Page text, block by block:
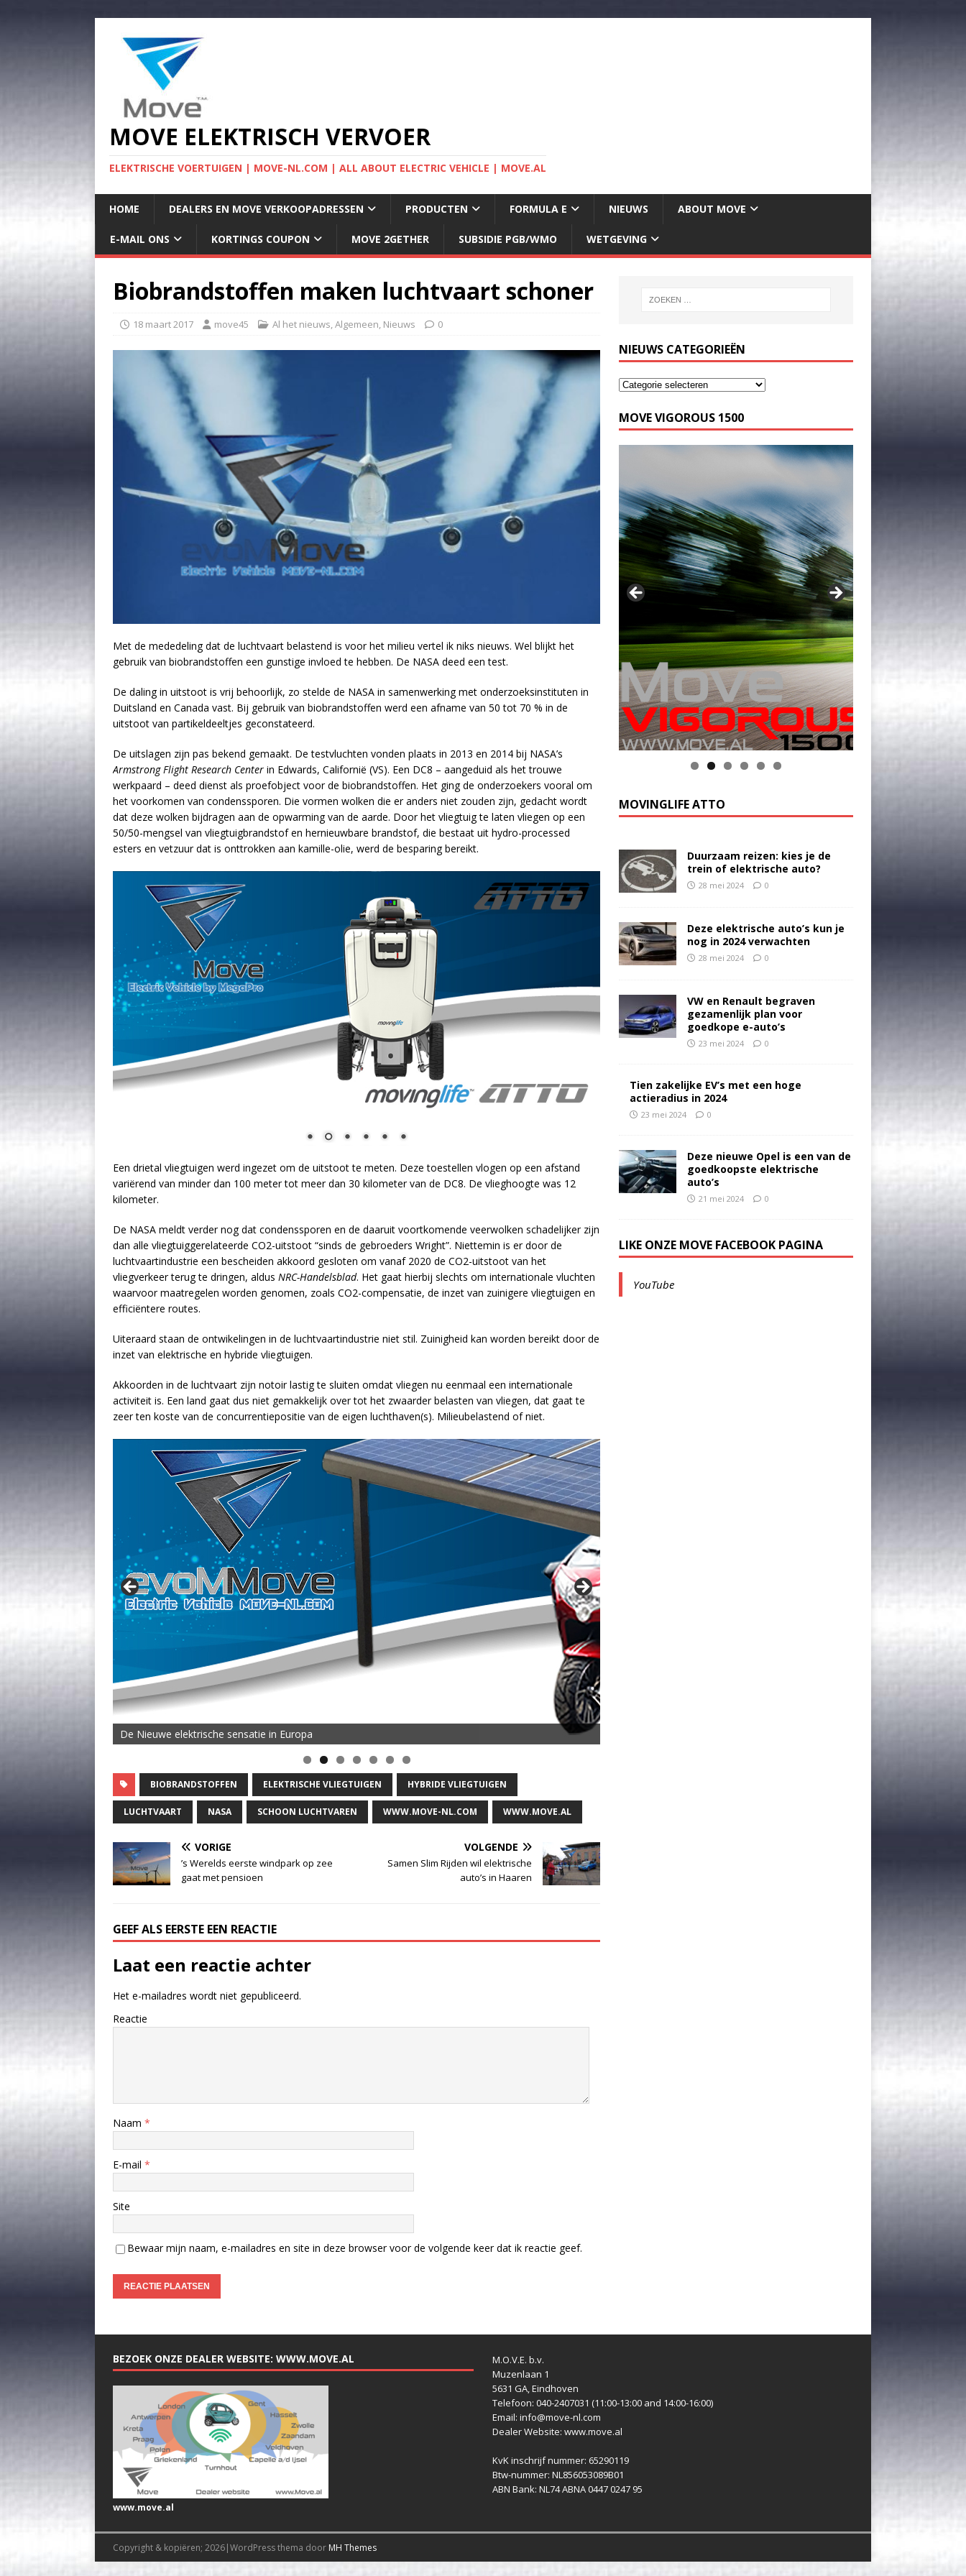
MOVE ELEKTRISCH VERVOER
ELEKTRISCHE VOERTUIGEN | MOVE-NL.COM | ALL ABOUT ELECTRIC VEHICLE | MOVE.AL
HOME DEALERS EN MOVE VERKOOPADRESSEN PRODUCTEN FORMULA E NIEUWS ABOUT MOVE
E-MAIL ONS KORTINGS COUPON MOVE 2GETHER SUBSIDIE PGB/WMO WETGEVING
Biobrandstoffen maken luchtvaart schoner
18 maart 2017 move45 Al het nieuws,Algemeen, Nieuws 0
Met de mededeling dat de luchtvaart belastend is voor het milieu vertel ik niks nieuws. Wel blijkt het
gebruik van biobrandstoffen een gunstige invloed te hebben. De NASA deed een test.
De daling in uitstoot is vrij behoorlijk, zo stelde de NASA in samenwerking met onderzoeksinstituten in
Duitsland en Canada vast. Bij gebruik van biobrandstoffen werd een afname van 50 tot 70 % in de
uitstoot van partikeldeeltjes geconstateerd.
De uitslagen zijn pas bekend gemaakt. De testvluchten vonden plaats in 2013 en 2014 bij NASA’s
Armstrong Flight Research Center in Edwards, Californië (VS). Een DC8 – aangeduid als het trouwe
werkpaard – deed dienst als proefobject voor de biobrandstoffen. Het ging de onderzoekers vooral om
het voorkomen van condenssporen. Die vormen wolken die er anders niet zouden zijn, gedacht wordt
dat deze wolken bijdragen aan de opwarming van de aarde. Door het vliegtuig te laten vliegen op een
50/50-mengsel van vliegtuigbrandstof en hernieuwbare brandstof, die bestaat uit hydro-processed
esters en vetzuur dat is onttrokken aan kamille-olie, werd de besparing bereikt.
Een drietal vliegtuigen werd ingezet om de uitstoot te meten. Deze toestellen vlogen op een afstand
variërend van minder dan 100 meter tot meer dan 30 kilometer van de DC8. De vlieghoogte was 12
kilometer.
De NASA meldt verder nog dat condenssporen en de daaruit voortkomende veerwolken schadelijker zijn
dan alle vliegtuiggerelateerde CO2-uitstoot “sinds de gebroeders Wright”. Niettemin is er door de
luchtvaartindustrie een bescheiden akkoord gesloten om vanaf 2020 de CO2-uitstoot van het
vliegverkeer terug te dringen, aldus NRC-Handelsblad. Het gaat hierbij slechts om internationale vluchten
waarvoor maatregelen worden genomen, zoals CO2-compensatie, de inzet van zuinigere vliegtuigen en
efficiëntere routes.
Uiteraard staan de ontwikelingen in de luchtvaartindustrie niet stil. Zuinigheid kan worden bereikt door de
inzet van elektrische en hybride vliegtuigen.
Akkoorden in de luchtvaart zijn notoir lastig te sluiten omdat vliegen nu eenmaal een internationale
activiteit is. Een land gaat dus niet gemakkelijk over tot het zwaarder belasten van vliegen, dat gaat te
zeer ten koste van de concurrentiepositie van de eigen luchthaven(s). Milieubelastend of niet.
De Nieuwe elektrische sensatie in Europa
BIOBRANDSTOFFEN ELEKTRISCHE VLIEGTUIGEN HYBRIDE VLIEGTUIGEN
LUCHTVAART NASA SCHOON LUCHTVAREN WWW.MOVE-NL.COM WWW.MOVE.AL
VORIGE
’s Werelds eerste windpark op zee
gaat met pensioen
VOLGENDE
Samen Slim Rijden wil elektrische
auto’s in Haaren
GEEF ALS EERSTE EEN REACTIE
Laat een reactie achter
Het e-mailadres wordt niet gepubliceerd.
Reactie
Naam *
E-mail *
Site
Bewaar mijn naam, e-mailadres en site in deze browser voor de volgende keer dat ik reactie geef.
NIEUWS CATEGORIEËN
MOVE VIGOROUS 1500
MOVINGLIFE ATTO
Duurzaam reizen: kies je de
trein of elektrische auto?
28 mei 2024 0
Deze elektrische auto’s kun je
nog in 2024 verwachten
28 mei 2024 0
VW en Renault begraven
gezamenlijk plan voor
goedkope e-auto’s
23 mei 2024 0
Tien zakelijke EV’s met een hoge
actieradius in 2024
23 mei 2024 0
Deze nieuwe Opel is een van de
goedkoopste elektrische
auto’s
21 mei 2024 0
LIKE ONZE MOVE FACEBOOK PAGINA
YouTube
BEZOEK ONZE DEALER WEBSITE: WWW.MOVE.AL
www.move.al
M.O.V.E. b.v.
Muzenlaan 1
5631 GA, Eindhoven
Telefoon: 040-2407031 (11:00-13:00 and 14:00-16:00)
Email: info@move-nl.com
Dealer Website: www.move.al
KvK inschrijf nummer: 65290119
Btw-nummer: NL856053089B01
ABN Bank: NL74 ABNA 0447 0247 95
Copyright & kopiëren; 2026|WordPress thema door MH Themes